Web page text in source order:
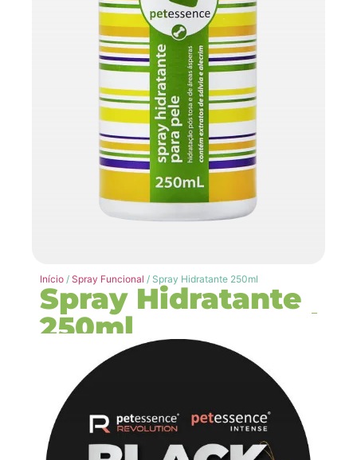
Início / Spray Funcional / Spray Hidratante 250ml
Spray Hidratante
250ml